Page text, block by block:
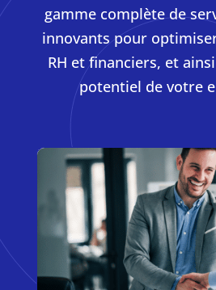
gamme complète de
innovants pour
RH et financiers, et
potentiel de votre